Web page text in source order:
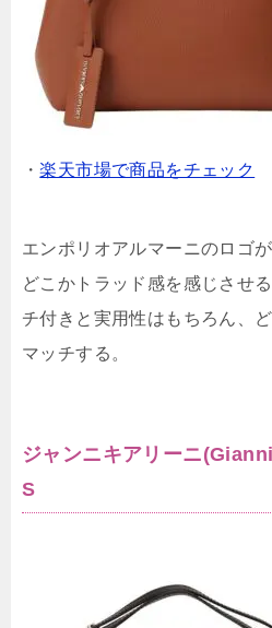
・楽天市場で商品をチェック
エンポリオアルマーニのロゴ
どこかトラッド感を感じさせ
チ付きと実用性はもちろん、
マッチする。
ジャンニキアリーニ
S